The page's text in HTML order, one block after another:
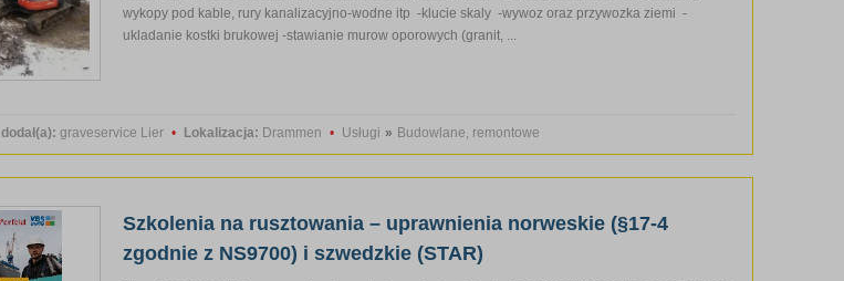
wykopy pod kable, rury kanalizacyjno-wodne itp -klucie skaly -wywoz oraz przywozka ziemi -
ukladanie kostki brukowej -stawianie murow oporowych (granit, ...
dodał(a): graveservice Lier • Lokalizacja: Drammen • Usługi » Budowlane, remontowe
Szkolenia na rusztowania – uprawnienia norweskie (§17-4
zgodnie z NS9700) i szwedzkie (STAR)